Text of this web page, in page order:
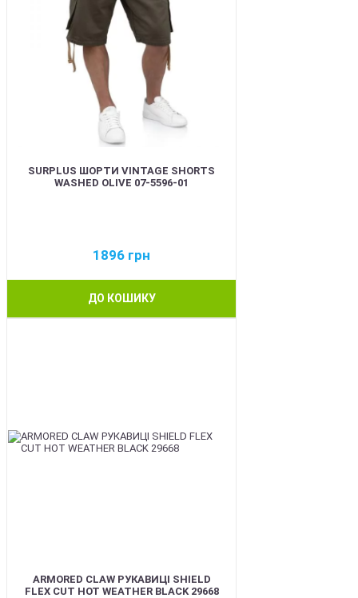
SURPLUS ШОРТИ VINTAGE SHORTS
WASHED OLIVE 07-5596-01
1896 грн
ДО КОШИКУ
ARMORED CLAW РУКАВИЦІ SHIELD
FLEX CUT HOT WEATHER BLACK 29668